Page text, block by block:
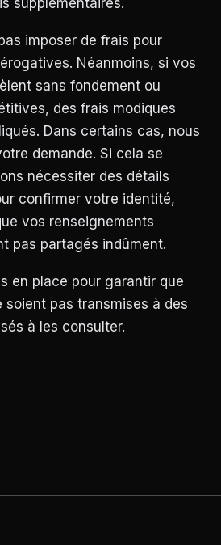
supplémentaires.
imposer de frais pour
Néanmoins, si vos
sans fondement ou
des frais modiques
Dans certains cas, nous
demande. Si cela se
nécessiter des détails
confirmer votre identité,
vos renseignements
pas partagés indûment.
en place pour garantir que
pas transmises à des
à les consulter.